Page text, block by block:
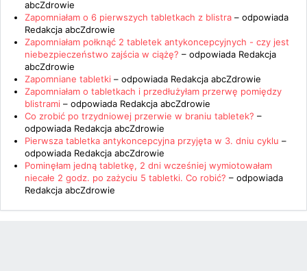
abcZdrowie
Zapomniałam o 6 pierwszych tabletkach z blistra – odpowiada
Redakcja abcZdrowie
Zapomniałam połknąć 2 tabletek antykoncepcyjnych - czy jest
niebezpieczeństwo zajścia w ciążę? – odpowiada Redakcja
abcZdrowie
Zapomniane tabletki – odpowiada Redakcja abcZdrowie
Zapomniałam o tabletkach i przedłużyłam przerwę pomiędzy
blistrami – odpowiada Redakcja abcZdrowie
Co zrobić po trzydniowej przerwie w braniu tabletek? –
odpowiada Redakcja abcZdrowie
Pierwsza tabletka antykoncepcyjna przyjęta w 3. dniu cyklu –
odpowiada Redakcja abcZdrowie
Pominęłam jedną tabletkę, 2 dni wcześniej wymiotowałam
niecałe 2 godz. po zażyciu 5 tabletki. Co robić? – odpowiada
Redakcja abcZdrowie